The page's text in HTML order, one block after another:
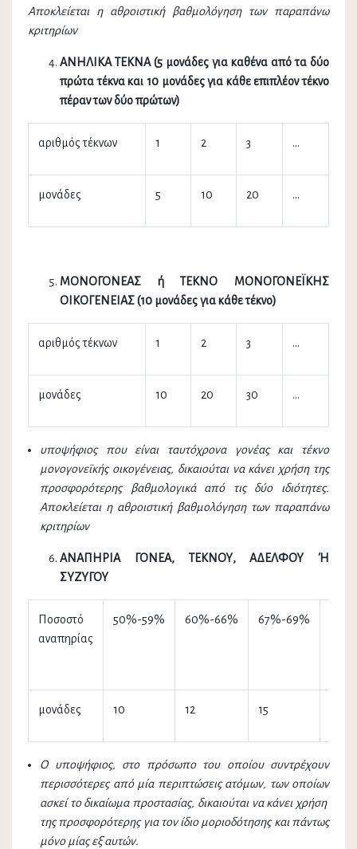
Αποκλείεται η αθροιστική βαθμολόγηση των παραπάνω
κριτηρίων
ΑΝΗΛΙΚΑ ΤΕΚΝΑ (5 μονάδες για καθένα από τα δύο
πρώτα τέκνα και 10 μονάδες για κάθε επιπλέον τέκνο
πέραν των δύο πρώτων)
αριθμός τέκνων 1 2 3 ...
μονάδες 5 10 20 …
ΜΟΝΟΓΟΝΕΑΣ ή ΤΕΚΝΟ ΜΟΝΟΓΟΝΕΪΚΗΣ
ΟΙΚΟΓΕΝΕΙΑΣ (10 μονάδες για κάθε τέκνο)
αριθμός τέκνων 1 2 3 ...
μονάδες 10 20 30 …
υποψήφιος που είναι ταυτόχρονα γονέας και τέκνο
μονογονεϊκής οικογένειας, δικαιούται να κάνει χρήση της
προσφορότερης βαθμολογικά από τις δύο ιδιότητες.
Αποκλείεται η αθροιστική βαθμολόγηση των παραπάνω
κριτηρίων
ΑΝΑΠΗΡΙΑ ΓΟΝΕΑ, ΤΕΚΝΟΥ, ΑΔΕΛΦΟΥ Ή
ΣΥΖΥΓΟΥ
Ποσοστό
αναπηρίας
50%-59% 60%-66% 67%-69%
μονάδες 10 12 15
Ο υποψήφιος, στο πρόσωπο του οποίου συντρέχουν
περισσότερες από μία περιπτώσεις ατόμων, των οποίων
ασκεί το δικαίωμα προστασίας, δικαιούται να κάνει χρήση
της προσφορότερης για τον ίδιο μοριοδότησης και πάντως
μόνο μίας εξ αυτών.